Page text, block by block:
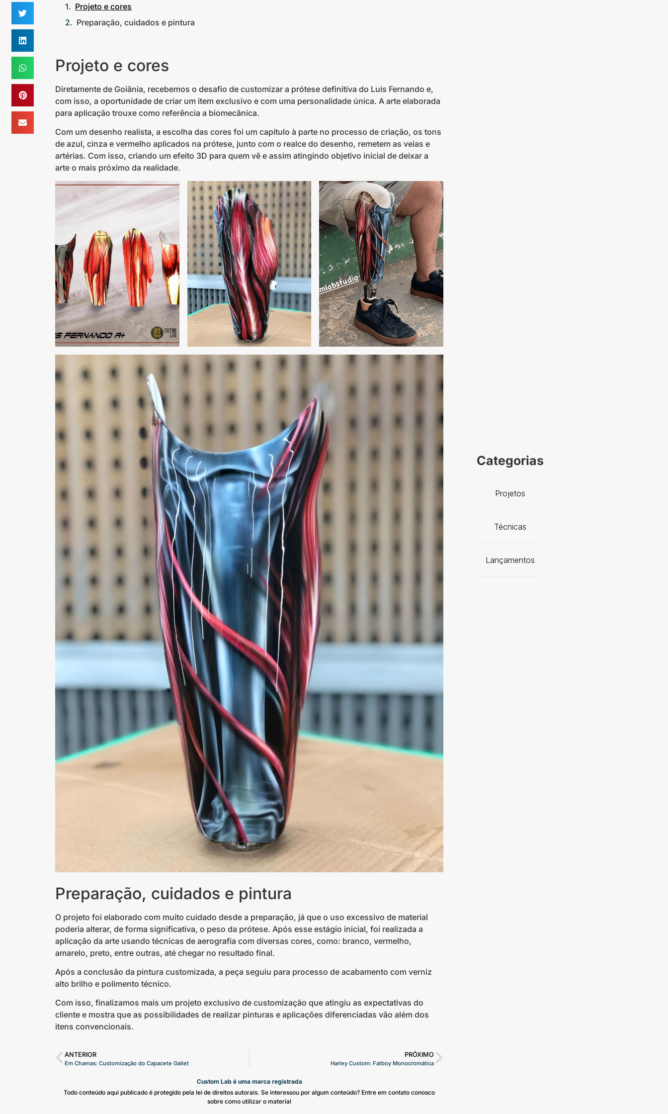
Projeto e cores
Preparação, cuidados e pintura
Projeto e cores
Diretamente de Goiânia, recebemos o desafio de customizar a prótese definitiva do Luis Fernando e,
com isso, a oportunidade de criar um item exclusivo e com uma personalidade única. A arte elaborada
para aplicação trouxe como referência a biomecânica.
Com um desenho realista, a escolha das cores foi um capítulo à parte no processo de criação, os tons
de azul, cinza e vermelho aplicados na prótese, junto com o realce do desenho, remetem as veias e
artérias. Com isso, criando um efeito 3D para quem vê e assim atingindo objetivo inicial de deixar a
arte o mais próximo da realidade.
Preparação, cuidados e pintura
O projeto foi elaborado com muito cuidado desde a preparação, já que o uso excessivo de material
poderia alterar, de forma significativa, o peso da prótese. Após esse estágio inicial, foi realizada a
aplicação da arte usando técnicas de aerografia com diversas cores, como: branco, vermelho,
amarelo, preto, entre outras, até chegar no resultado final.
Após a conclusão da pintura customizada, a peça seguiu para processo de acabamento com verniz
alto brilho e polimento técnico.
Com isso, finalizamos mais um projeto exclusivo de customização que atingiu as expectativas do
cliente e mostra que as possibilidades de realizar pinturas e aplicações diferenciadas vão além dos
itens convencionais.
ANTERIOR
Em Chamas: Customização do Capacete Gallet
PRÓXIMO
Harley Custom: Fatboy Monocromática
Custom Lab é uma marca registrada
Todo conteúdo aqui publicado é protegido pela lei de direitos autorais. Se interessou por algum conteúdo? Entre em contato conosco
sobre como utilizar o material
Categorias
Projetos
Técnicas
Lançamentos